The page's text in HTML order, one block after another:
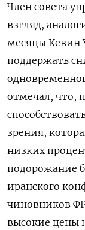
Член ‌совета
взгляд,
месяцы Кевин
поддержать
‌отмечал, что,
зрения,
низких
подорожание
иранского
чиновников
высокие цены